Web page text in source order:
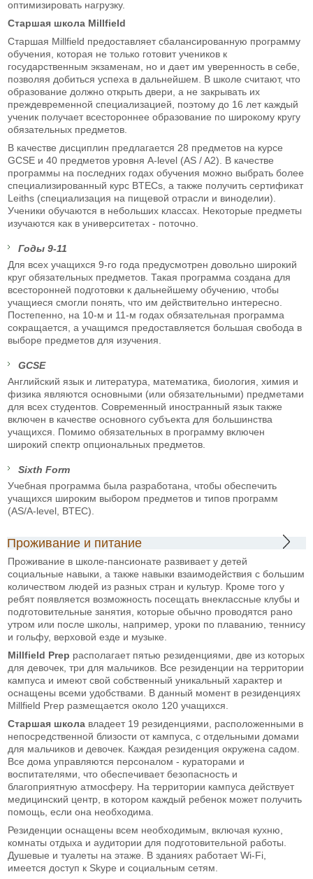
оптимизировать нагрузку.
Старшая школа Millfield
Старшая Millfield предоставляет сбалансированную программу
обучения, которая не только готовит учеников к
государственным экзаменам, но и дает им уверенность в себе,
позволяя добиться успеха в дальнейшем. В школе считают, что
образование должно открыть двери, а не закрывать их
преждевременной специализацией, поэтому до 16 лет каждый
ученик получает всестороннее образование по широкому кругу
обязательных предметов.
В качестве дисциплин предлагается 28 предметов на курсе
GCSE и 40 предметов уровня A-level (AS / A2). В качестве
программы на последних годах обучения можно выбрать более
специализированный курс BTECs, а также получить сертификат
Leiths (специализация на пищевой отрасли и виноделии).
Ученики обучаются в небольших классах. Некоторые предметы
изучаются как в университетах - поточно.
Годы 9-11
Для всех учащихся 9-го года предусмотрен довольно широкий
круг обязательных предметов. Такая программа создана для
всесторонней подготовки к дальнейшему обучению, чтобы
учащиеся смогли понять, что им действительно интересно.
Постепенно, на 10-м и 11-м годах обязательная программа
сокращается, а учащимся предоставляется большая свобода в
выборе предметов для изучения.
GCSE
Английский язык и литература, математика, биология, химия и
физика являются основными (или обязательными) предметами
для всех студентов. Современный иностранный язык также
включен в качестве основного субъекта для большинства
учащихся. Помимо обязательных в программу включен
широкий спектр опциональных предметов.
Sixth Form
Учебная программа была разработана, чтобы обеспечить
учащихся широким выбором предметов и типов программ
(AS/A-level, BTEC).
Проживание и питание
Проживание в школе-пансионате развивает у детей
социальные навыки, а также навыки взаимодействия с большим
количеством людей из разных стран и культур. Кроме того у
ребят появляется возможность посещать внеклассные клубы и
подготовительные занятия, которые обычно проводятся рано
утром или после школы, например, уроки по плаванию, теннису
и гольфу, верховой езде и музыке.
Millfield Prep располагает пятью резиденциями, две из которых
для девочек, три для мальчиков. Все резиденции на территории
кампуса и имеют свой собственный уникальный характер и
оснащены всеми удобствами. В данный момент в резиденциях
Millfield Prep размещается около 120 учащихся.
Старшая школа владеет 19 резиденциями, расположенными в
непосредственной близости от кампуса, с отдельными домами
для мальчиков и девочек. Каждая резиденция окружена садом.
Все дома управляются персоналом - кураторами и
воспитателями, что обеспечивает безопасность и
благоприятную атмосферу. На территории кампуса действует
медицинский центр, в котором каждый ребенок может получить
помощь, если она необходима.
Резиденции оснащены всем необходимым, включая кухню,
комнаты отдыха и аудитории для подготовительной работы.
Душевые и туалеты на этаже. В зданиях работает Wi-Fi,
имеется доступ к Skype и социальным сетям.